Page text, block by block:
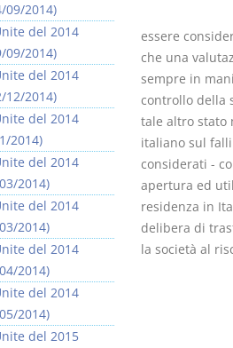
essere
che una
sempre in
controllo della
tale altro stato
italiano sul
considerati -
apertura ed
residenza in
delibera di
la società al
09/2014)
del 2014
09/2014)
del 2014
12/2014)
del 2014
2014)
del 2014
2014)
del 2014
2014)
del 2014
2014)
del 2014
2014)
del 2015